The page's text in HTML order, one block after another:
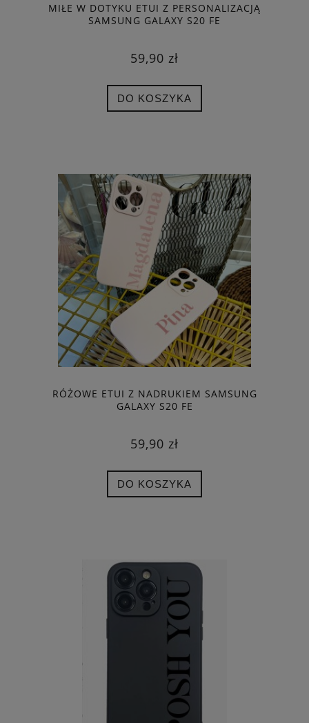
MIŁE W DOTYKU ETUI Z PERSONALIZACJĄ
SAMSUNG GALAXY S20 FE
59,90 zł
DO KOSZYKA
RÓŻOWE ETUI Z NADRUKIEM SAMSUNG
GALAXY S20 FE
59,90 zł
DO KOSZYKA